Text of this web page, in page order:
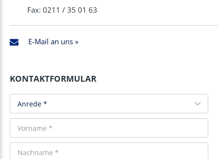
Fax: 0211 / 35 01 63
E-Mail an uns »
KONTAKTFORMULAR